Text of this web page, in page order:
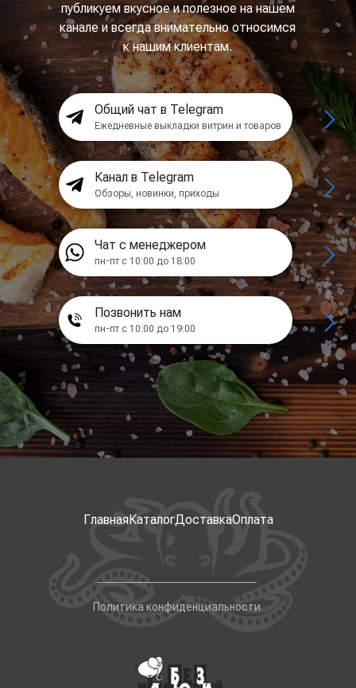
публикуем вкусное и полезное на нашем
канале и всегда внимательно относимся
к нашим клиентам.
Общий чат в Telegram
Ежедневные выкладки витрин и товаров
Канал в Telegram
Обзоры, новинки, приходы
Чат с менеджером
пн-пт с 10:00 до 18:00
Позвонить нам
пн-пт с 10:00 до 19:00
ГлавнаяКаталогДоставкаОплата
Политика конфиденциальности